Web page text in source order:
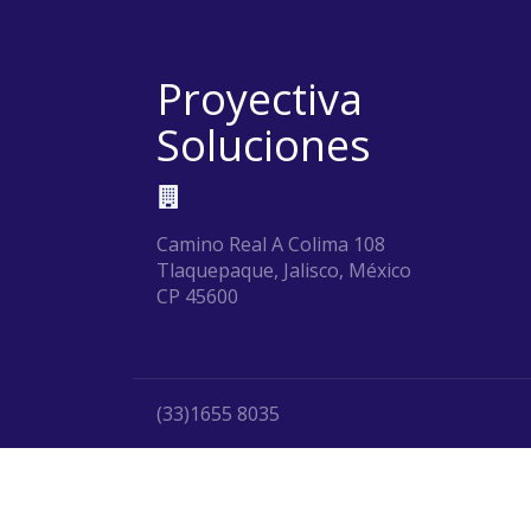
Proyectiva
Soluciones
Camino Real A Colima 108
Tlaquepaque, Jalisco, México
CP 45600
(33)1655 8035